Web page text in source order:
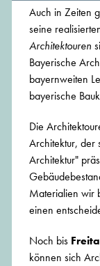
Auch in Zeiten
seine
Architektouren
Bayerische
bayernweiten
bayerische
Die
Architektur, der
Architektur"
Materialien wir
einen
Noch bis
können sich